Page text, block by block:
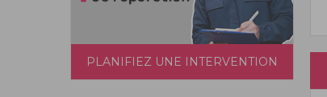
PLANIFIEZ UNE INTERVENTION